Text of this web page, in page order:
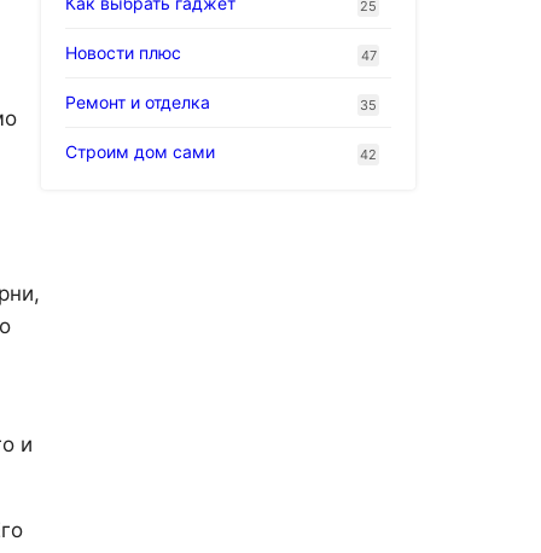
и
25
Новости плюс 47
Ремонт и отделка 35
Строим дом сами 42